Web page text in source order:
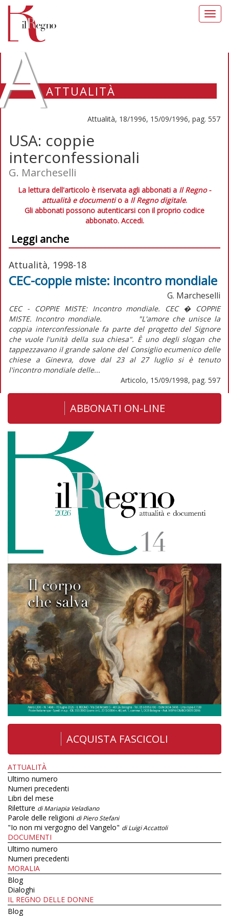
ATTUALITÀ
Attualità, 18/1996, 15/09/1996, pag. 557
USA: coppie
interconfessionali
G. Marcheselli
La lettura dell'articolo è riservata agli abbonati a Il Regno -
attualità e documentio a Il Regno digitale.
Gli abbonati possono autenticarsi con il proprio codice
abbonato. Accedi.
Leggi anche
Attualità, 1998-18
CEC-coppie miste: incontro mondiale
G. Marcheselli
CEC - COPPIE MISTE: Incontro mondiale. CEC � COPPIE
MISTE. Incontro mondiale. "L'amore che unisce la
coppia interconfessionale fa parte del progetto del Signore
che vuole l'unità della sua chiesa". È uno degli slogan che
tappezzavano il grande salone del Consiglio ecumenico delle
chiese a Ginevra, dove dal 23 al 27 luglio si è tenuto
l'incontro mondiale delle...
Articolo, 15/09/1998, pag. 597
ABBONATI ON-LINE
ACQUISTA FASCICOLI
ATTUALITÀ
Ultimo numero
Numeri precedenti
Libri del mese
Riletture di Mariapia Veladiano
Parole delle religioni di Piero Stefani
"Io non mi vergogno del Vangelo" di Luigi Accattoli
DOCUMENTI
Ultimo numero
Numeri precedenti
MORALIA
Blog
Dialoghi
IL REGNO DELLE DONNE
Blog